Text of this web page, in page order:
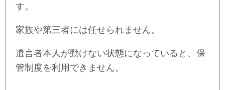
す。
家族や第三者には任せられません。
遺言者本人が動けない状態になっていると、保
管制度を利用できません。